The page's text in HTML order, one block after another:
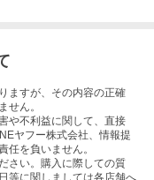
ますが、その内容の正確
せん。
や不利益に関して、直接
ヤフー株式会社、情報提
任を負いません。
さい。購入に際しての質
等に関しましては各店舗へ